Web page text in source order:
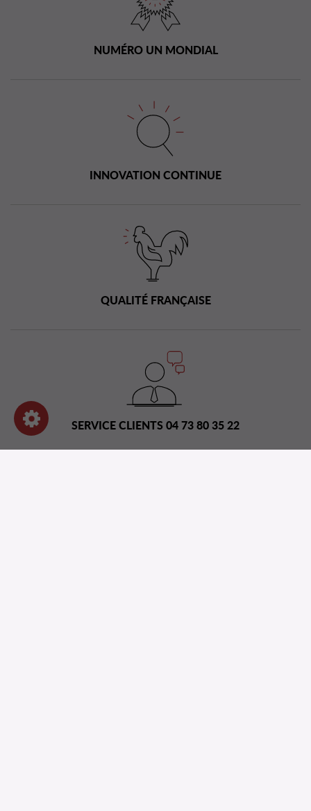
NUMÉRO UN MONDIAL
INNOVATION CONTINUE
QUALITÉ FRANÇAISE
SERVICE CLIENTS 04 73 80 35 22